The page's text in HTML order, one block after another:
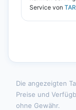
Die angezeigten
Preise und
ohne Gewähr.